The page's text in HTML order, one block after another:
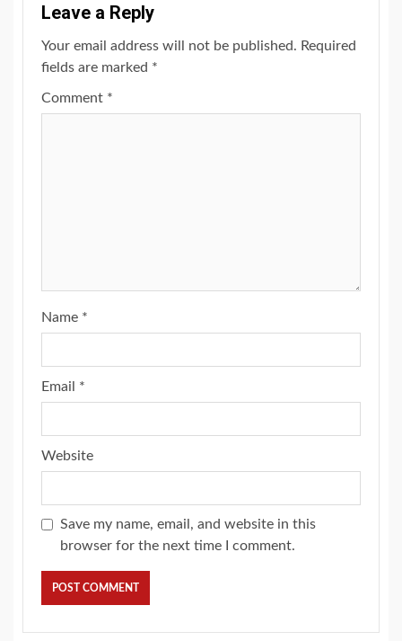
Leave a Reply
Your email address will not be published. Required
fields are marked *
Comment *
Name *
Email *
Website
Save my name, email, and website in this
browser for the next time I comment.